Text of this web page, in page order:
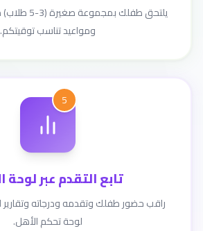
يلتحق طفلك
ومواعيد تناسب توقيتكم.
5
تابع التقدم عبر لوحة
راقب حضور طفلك وتقدمه ودرجاته وتقارير
لوحة تحكم الأهل.